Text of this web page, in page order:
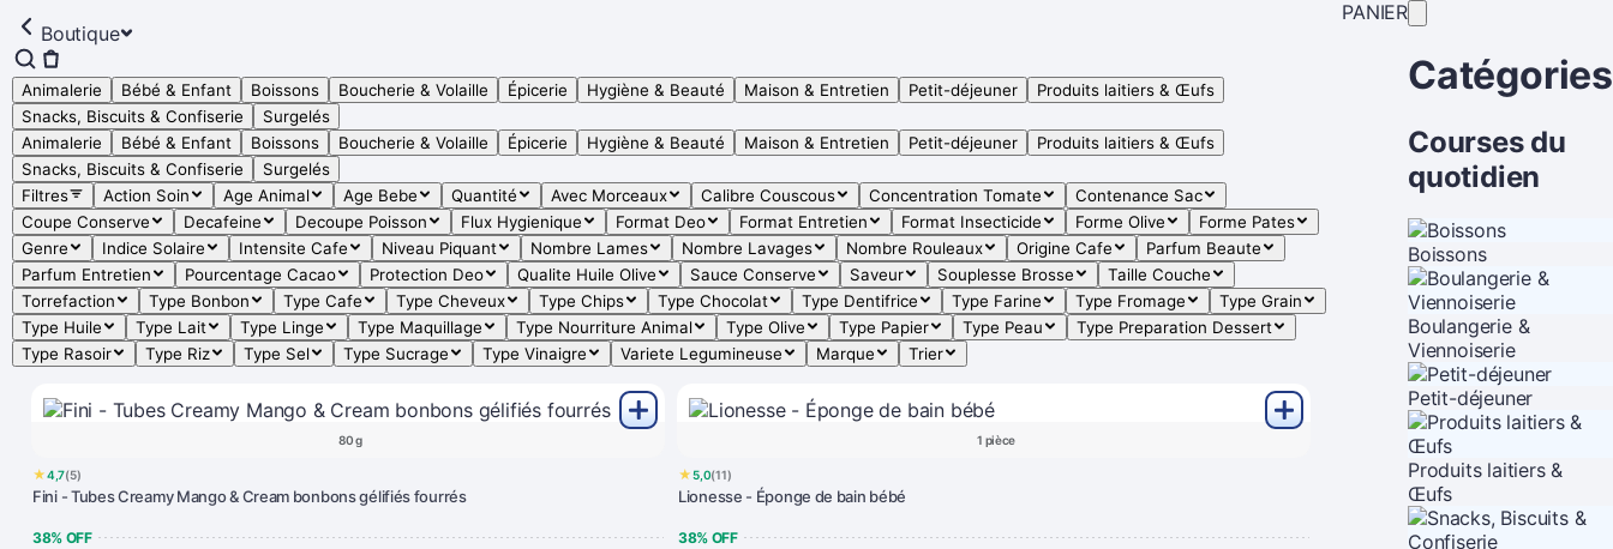
Boutique
Animalerie Bébé & Enfant Boissons Boucherie & Volaille Épicerie Hygiène & Beauté Maison & Entretien Petit-déjeuner
Produits laitiers & Œufs
Snacks, Biscuits & Confiserie
Surgelés
Animalerie
Bébé & Enfant Boissons Boucherie & Volaille Épicerie Hygiène & Beauté Maison & Entretien Petit-déjeuner
Produits laitiers & Œufs
Snacks, Biscuits & Confiserie
Surgelés
Filtres
Action Soin Age Animal Age Bebe Quantité Avec Morceaux Calibre Couscous Concentration Tomate
Contenance Sac
Coupe Conserve
Decafeine Decoupe Poisson Flux Hygienique Format Deo Format Entretien Format Insecticide Forme Olive
Forme Pates
Genre
Indice Solaire Intensite Cafe Niveau Piquant Nombre Lames Nombre Lavages Nombre Rouleaux Origine Cafe
Parfum Beaute
Parfum Entretien
Pourcentage Cacao Protection Deo Qualite Huile Olive Sauce Conserve Saveur Souplesse Brosse
Taille Couche
Torrefaction
Type Bonbon Type Cafe Type Cheveux Type Chips Type Chocolat Type Dentifrice Type Farine Type Fromage
Type Grain
Type Huile
Type Lait Type Linge Type Maquillage Type Nourriture Animal Type Olive Type Papier Type Peau
Type Preparation Dessert
Type Rasoir
Type Riz Type Sel Type Sucrage Type Vinaigre Variete Legumineuse Marque Trier
80 g
★4,7(5)
Fini - Tubes Creamy Mango & Cream bonbons gélifiés fourrés
38% OFF
1 pièce
★5,0(11)
Lionesse - Éponge de bain bébé
38% OFF
PANIER
Catégories
Courses du
quotidien
Boissons
Boulangerie &
Viennoiserie
Petit-déjeuner
Produits laitiers &
Œufs